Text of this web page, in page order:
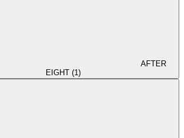
AFTER
EIGHT (1)